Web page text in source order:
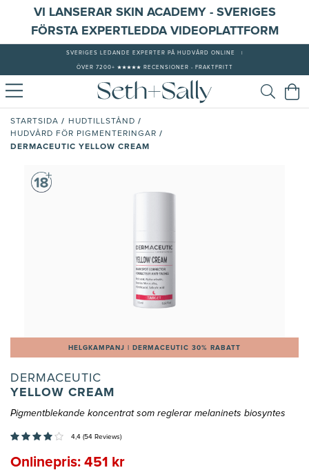
VI LANSERAR SKIN ACADEMY - SVERIGES
FÖRSTA EXPERTLEDDA VIDEOPLATTFORM
SVERIGES LEDANDE EXPERTER PÅ HUDVÅRD ONLINE
ÖVER 7200+ ★★★★★ RECENSIONER - FRAKTFRITT
STARTSIDA / HUDTILLSTÅND /
HUDVÅRD FÖR PIGMENTERINGAR /
DERMACEUTIC YELLOW CREAM
HELGKAMPANJ | DERMACEUTIC 30% RABATT
DERMACEUTIC
YELLOW CREAM
Pigmentblekande koncentrat som reglerar melaninets biosyntes
4,4 (54 Reviews)
Onlinepris: 451 kr